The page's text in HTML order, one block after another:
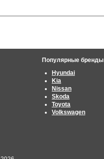
Популярные бренды
Hyundai
Kia
Nissan
Skoda
Toyota
Volkswagen